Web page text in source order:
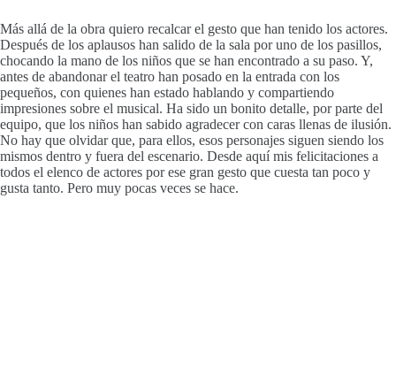
Más allá de la obra quiero recalcar el gesto que han tenido los actores.
Después de los aplausos han salido de la sala por uno de los pasillos,
chocando la mano de los niños que se han encontrado a su paso. Y,
antes de abandonar el teatro han posado en la entrada con los
pequeños, con quienes han estado hablando y compartiendo
impresiones sobre el musical. Ha sido un bonito detalle, por parte del
equipo, que los niños han sabido agradecer con caras llenas de ilusión.
No hay que olvidar que, para ellos, esos personajes siguen siendo los
mismos dentro y fuera del escenario. Desde aquí mis felicitaciones a
todos el elenco de actores por ese gran gesto que cuesta tan poco y
gusta tanto. Pero muy pocas veces se hace.